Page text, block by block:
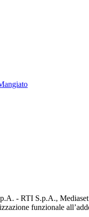
- RTI S.p.A., Mediaset
funzionale